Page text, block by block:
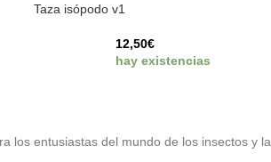
Taza isópodo v1
12,50€
hay existencias
los entusiastas del mundo de los insectos y la